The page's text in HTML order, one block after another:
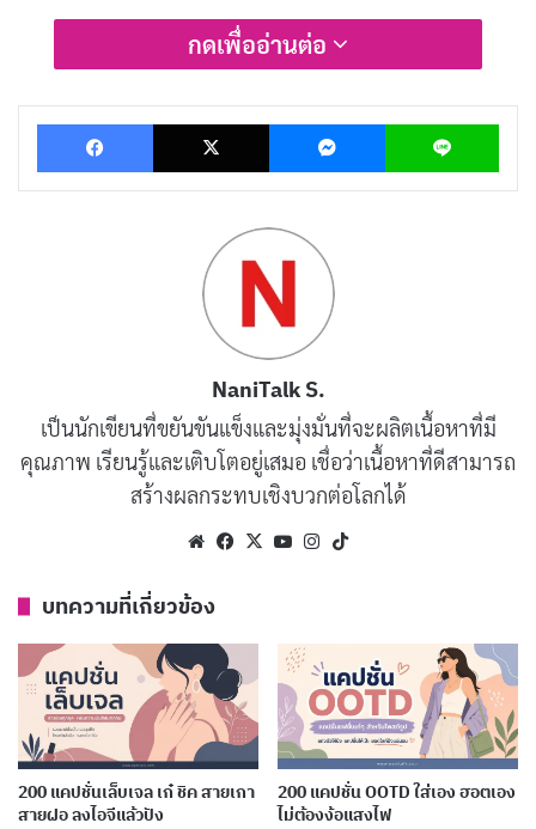
เบื่อแล้วกาเบอร์ 1 อยากลองกาเบอร์ 2
(เบอร์อะไรก็ได้)
เลือกตั้งปีนี้ ลุ้นว่าใครจะได้เป็น "ดาว
TikTok" คนใหม่
คัดลอก
สงสัยต้องไปหา "หมอดู" ว่าควรเลือกใคร
เลือกตั้งปีนี้ ร้อนกว่าอากาศโลกแตก
เลือกคนดีเข้าสภา เผื่อประเทศชาติจะดี
ขึ้นบ้าง
คัดลอก
กลัวเหมือนกัน
เลือกตั้งปีนี้ ลุ้นว่า "บัตรเสีย" จะมากกว่า
"บัตรเลือกตั้ง" ไหม
คัดลอก
กดเพื่ออ่านต่อ
Facebook X Messenger Line
NaniTalk S.
เป็นนักเขียนที่ขยันขันแข็งและมุ่งมั่นที่จะผลิตเนื้อหาที่มี
คุณภาพ เรียนรู้และเติบโตอยู่เสมอ เชื่อว่าเนื้อหาที่ดีสามารถ
สร้างผลกระทบเชิงบวกต่อโลกได้
WebsiteFacebook
X YouTubeInstagram
บทความที่เกี่ยวข้อง
200 แคปชั่นเล็บเจล เก๋ ชิค สายเกา
สายฝอ ลงไอจีแล้วปัง
200 แคปชั่น OOTD ใส่เอง ฮอตเอง
ไม่ต้องง้อแสงไฟ